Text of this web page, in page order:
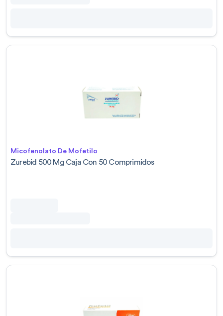
Micofenolato De Mofetilo
Zurebid 500 Mg Caja Con 50 Comprimidos